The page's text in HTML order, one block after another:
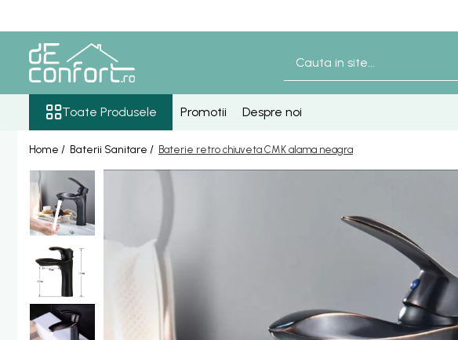
Toate Produsele
Baterii Sanitare
Senzori lavoar - pisoar
Baterie lavoar senzor
Baterie pisoar senzor
Accesorii baterii senzor
Baterii bronz antic
Baterie retro blat
Baterie bronz lavoar
Baterie bronz perete
Baterii lavoar
Baterie Bucatarie
Componente Dus
Toate Produsele Promotii Despre noi
Home / Baterii Sanitare / Baterie retro chiuveta CMK alama neagra